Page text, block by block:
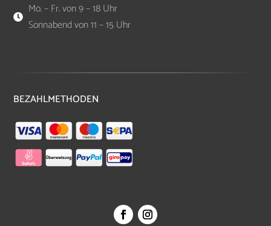

Mo. – Fr. von 9 – 18 Uhr
Sonnabend von 11 – 15 Uhr
BEZAHLMETHODEN